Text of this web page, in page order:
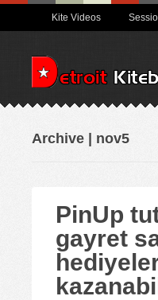
Kite Videos
Archive | nov5
PinUp
gayret